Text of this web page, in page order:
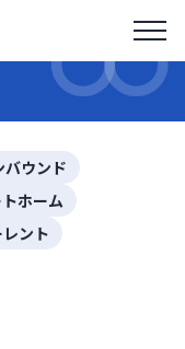
バウンド
ホーム
ント